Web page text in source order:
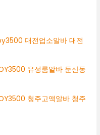
대전업소알바 대전
유성룸알바 둔산동
청주고액알바 청주